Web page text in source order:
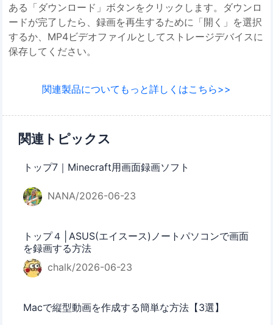
ある「ダウンロード」ボタンをクリックします。ダウンロ
ードが完了したら、録画を再生するために「開く」を選択
するか、MP4ビデオファイルとしてストレージデバイスに
保存してください。
関連製品についてもっと詳しくはこちら>>
関連トピックス
トップ7｜Minecraft用画面録画ソフト
NANA/2026-06-23
トップ４│ASUS(エイスース)ノートパソコンで画面
を録画する方法
chalk/2026-06-23
Macで縦型動画を作成する簡単な方法【3選】